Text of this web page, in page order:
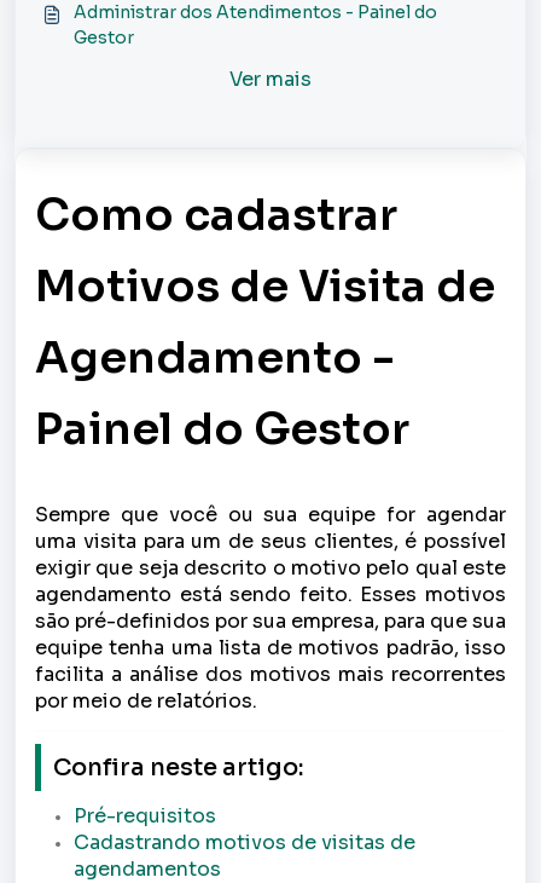
Administrar dos Atendimentos - Painel do
Gestor
Ver mais
Como cadastrar
Motivos de Visita de
Agendamento -
Painel do Gestor
Sempre que você ou sua equipe for agendar
uma visita para um de seus clientes, é possível
exigir que seja descrito o motivo pelo qual este
agendamento está sendo feito. Esses motivos
são pré-definidos por sua empresa, para que sua
equipe tenha uma lista de motivos padrão, isso
facilita a análise dos motivos mais recorrentes
por meio de relatórios.
Confira neste artigo:
Pré-requisitos
Cadastrando motivos de visitas de
agendamentos